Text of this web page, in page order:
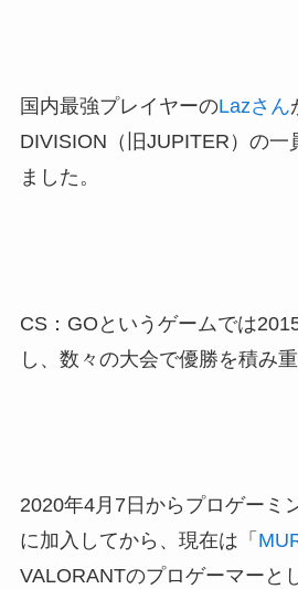
国内最強プレイヤーのLazさん
DIVISION（旧JUPITER）の一
ました。
CS：GOというゲームでは
し、数々の大会で優勝を積み
2020年4月7日からプロゲーミ
に加入してから、現在は「
VALORANTのプロゲーマーと